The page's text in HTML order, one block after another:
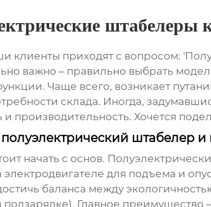
штабелеры
клиенты приходят с вопросом: '
важно – правильно выбрать
Чаще всего, возникает
склада. Иногда,
и производительность. Хочется
полуэлектрический штабелер
начать с основ.
электродвигателе для подъема и
баланса между
подзарядке). Главное преимущество